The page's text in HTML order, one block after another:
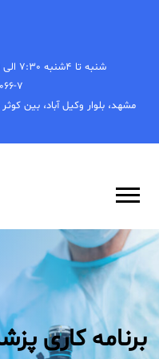
شنبه تا 4شنبه 7:30 الی 21 و 5 شنبه ها 7:30 الی 14:30
7
برنامه کاری